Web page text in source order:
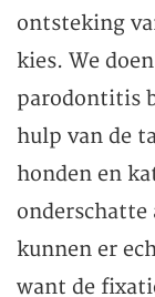
ontsteking
kies. We
parodontitis
hulp van de
honden en
onderschatte
kunnen er
want de